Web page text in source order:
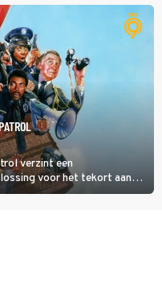
verzint een
voor het tekort aan